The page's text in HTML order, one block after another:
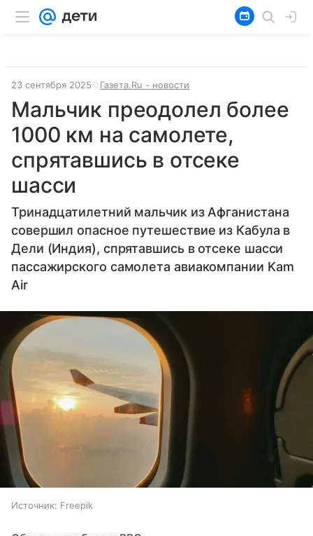
23 сентября 2025 Газета.Ru - новости
Мальчик преодолел более
1000 км на самолете,
спрятавшись в отсеке
шасси
Тринадцатилетний мальчик из Афганистана
совершил опасное путешествие из Кабула в
Дели (Индия), спрятавшись в отсеке шасси
пассажирского самолета авиакомпании Kam
Air
Источник: Freepik